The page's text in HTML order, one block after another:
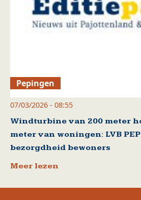
Pepingen
07/03/2026 - 08:55
Windturbine van 200 meter
meter van woningen: LVB
bezorgdheid bewoners
Meer lezen